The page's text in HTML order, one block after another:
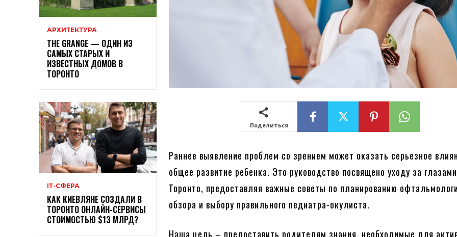
АРХИТЕКТУРА
THE GRANGE — ОДИН ИЗ
САМЫХ СТАРЫХ И
ИЗВЕСТНЫХ ДОМОВ В
ТОРОНТО
ІТ-СФЕРА
КАК КИЕВЛЯНЕ СОЗДАЛИ В
ТОРОНТО ОНЛАЙН-СЕРВИСЫ
СТОИМОСТЬЮ $13 МЛРД?
Поделиться
Раннее выявление проблем со зрением может оказать серьезное
общее развитие ребенка. Это руководство посвящено уходу за
Торонто, предоставляя важные советы по планированию
обзора и выбору правильного педиатра-окулиста.
Наша цель – предоставить родителям знания, необходимые для